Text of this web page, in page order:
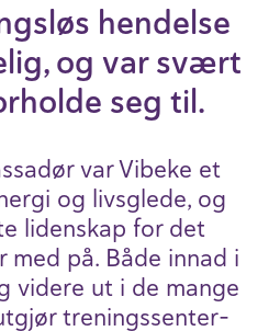
hendelse
og var svært
seg til.
var Vibeke et
og livs­g­lede, og
liden­skap for det
med på. Både innad i
videre ut i de mange
trenings­se­n­ter­